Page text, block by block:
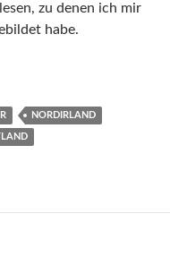
zu denen ich mir
habe.
aus dem und über
NORDIRLAND